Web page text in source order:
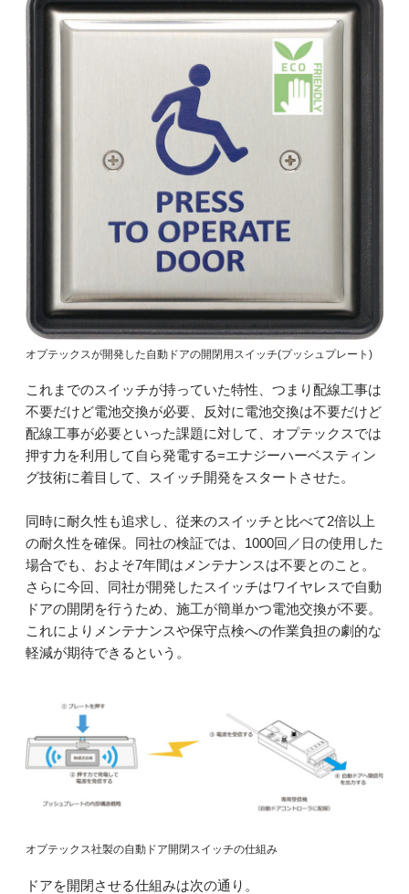
オプテックスが開発した自動ドアの開閉用スイッチ(プッシュプレート)
これまでのスイッチが持っていた特性、つまり配線工事は
不要だけど電池交換が必要、反対に電池交換は不要だけど
配線工事が必要といった課題に対して、オプテックスでは
押す力を利用して自ら発電する=エナジーハーベスティン
グ技術に着目して、スイッチ開発をスタートさせた。
同時に耐久性も追求し、従来のスイッチと比べて2倍以上
の耐久性を確保。同社の検証では、1000回／日の使用した
場合でも、およそ7年間はメンテナンスは不要とのこと。
さらに今回、同社が開発したスイッチはワイヤレスで自動
ドアの開閉を行うため、施工が簡単かつ電池交換が不要。
これによりメンテナンスや保守点検への作業負担の劇的な
軽減が期待できるという。
オプテックス社製の自動ドア開閉スイッチの仕組み
ドアを開閉させる仕組みは次の通り。